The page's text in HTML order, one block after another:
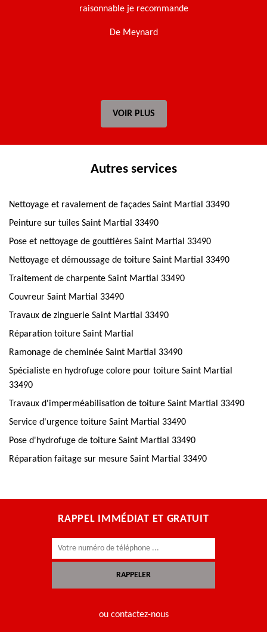
raisonnable je recommande
De Meynard
VOIR PLUS
Autres services
Nettoyage et ravalement de façades Saint Martial 33490
Peinture sur tuiles Saint Martial 33490
Pose et nettoyage de gouttières Saint Martial 33490
Nettoyage et démoussage de toiture Saint Martial 33490
Traitement de charpente Saint Martial 33490
Couvreur Saint Martial 33490
Travaux de zinguerie Saint Martial 33490
Réparation toiture Saint Martial
Ramonage de cheminée Saint Martial 33490
Spécialiste en hydrofuge colore pour toiture Saint Martial
33490
Travaux d'imperméabilisation de toiture Saint Martial 33490
Service d'urgence toiture Saint Martial 33490
Pose d'hydrofuge de toiture Saint Martial 33490
Réparation faitage sur mesure Saint Martial 33490
RAPPEL IMMÉDIAT ET GRATUIT
ou contactez-nous